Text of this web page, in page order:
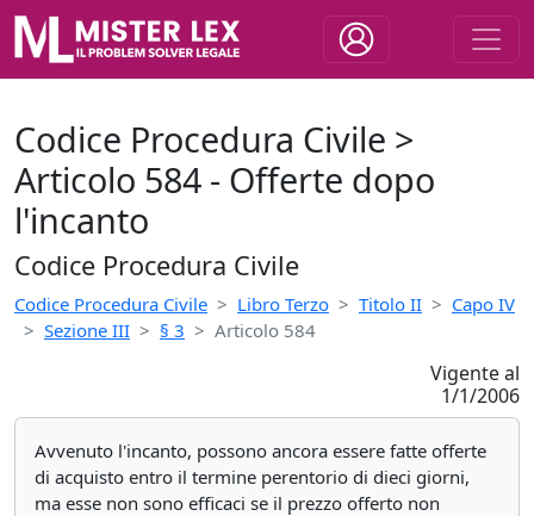
Codice Procedura Civile >
Articolo 584 - Offerte dopo
l'incanto
Codice Procedura Civile
Codice Procedura Civile Libro Terzo Titolo II
Capo IV
Sezione III
§ 3 Articolo 584
Vigente al
1/1/2006
Avvenuto l'incanto, possono ancora essere fatte offerte
di acquisto entro il termine perentorio di dieci giorni,
ma esse non sono efficaci se il prezzo offerto non